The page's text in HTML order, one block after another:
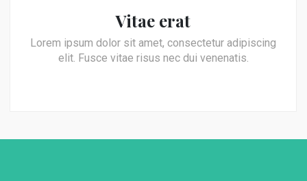
Vitae erat
Lorem ipsum dolor sit amet, consectetur adipiscing
elit. Fusce vitae risus nec dui venenatis.